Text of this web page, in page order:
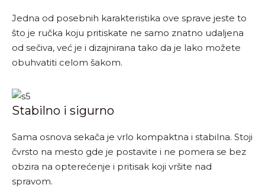
Jedna od posebnih karakteristika ove sprave jeste to
što je ručka koju pritiskate ne samo znatno udaljena
od sečiva, već je i dizajnirana tako da je lako možete
obuhvatiti celom šakom.
Stabilno i sigurno
Sama osnova sekača je vrlo kompaktna i stabilna. Stoji
čvrsto na mesto gde je postavite i ne pomera se bez
obzira na opterećenje i pritisak koji vršite nad
spravom.